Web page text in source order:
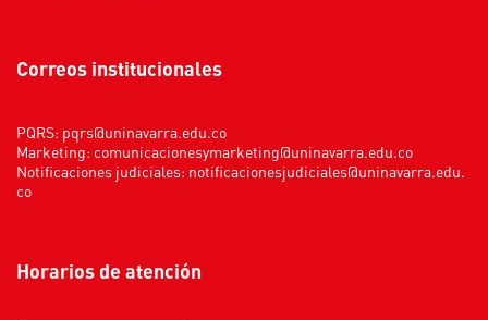
Correos institucionales
PQRS: pqrs@uninavarra.edu.co
Marketing: comunicacionesymarketing@uninavarra.edu.co
Notificaciones judiciales: notificacionesjudiciales@uninavarra.edu.
co
Horarios de atención